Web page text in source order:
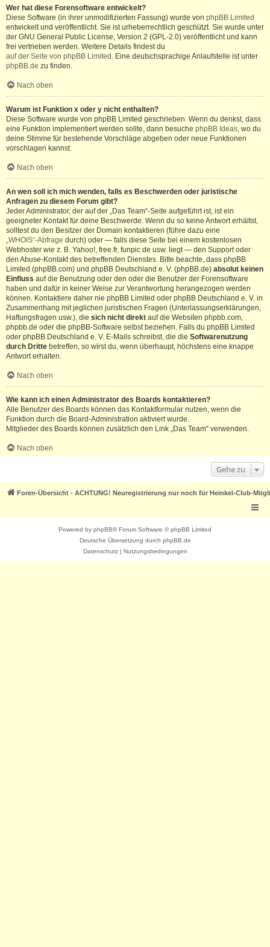
Wer hat diese Forensoftware entwickelt?
Diese Software (in ihrer unmodifizierten Fassung) wurde von phpBB Limited
entwickelt und veröffentlicht. Sie ist urheberrechtlich geschützt. Sie wurde unter
der GNU General Public License, Version 2 (GPL-2.0) veröffentlicht und kann
frei vertrieben werden. Weitere Details findest du
auf der Seite von phpBB Limited . Eine deutschsprachige Anlaufstelle ist unter
phpBB.de zu finden.
Nach oben
Warum ist Funktion x oder y nicht enthalten?
Diese Software wurde von phpBB Limited geschrieben. Wenn du denkst, dass
eine Funktion implementiert werden sollte, dann besuche phpBB Ideas, wo du
deine Stimme für bestehende Vorschläge abgeben oder neue Funktionen
vorschlagen kannst.
Nach oben
An wen soll ich mich wenden, falls es Beschwerden oder juristische
Anfragen zu diesem Forum gibt?
Jeder Administrator, der auf der „Das Team“-Seite aufgeführt ist, ist ein
geeigneter Kontakt für deine Beschwerde. Wenn du so keine Antwort erhältst,
solltest du den Besitzer der Domain kontaktieren (führe dazu eine
„WHOIS“-Abfrage durch) oder — falls diese Seite bei einem kostenlosen
Webhoster wie z. B. Yahoo!, free.fr, funpic.de usw. liegt — den Support oder
den Abuse-Kontakt des betreffenden Dienstes. Bitte beachte, dass phpBB
Limited (phpBB.com) und phpBB Deutschland e. V. (phpBB.de) absolut keinen
Einfluss auf die Benutzung oder den oder die Benutzer der Forensoftware
haben und dafür in keiner Weise zur Verantwortung herangezogen werden
können. Kontaktiere daher nie phpBB Limited oder phpBB Deutschland e. V. in
Zusammenhang mit jeglichen juristischen Fragen (Unterlassungserklärungen,
Haftungsfragen usw.), die sich nicht direkt auf die Websiten phpbb.com,
phpbb.de oder die phpBB-Software selbst beziehen. Falls du phpBB Limited
oder phpBB Deutschland e. V. E-Mails schreibst, die die Softwarenutzung
durch Dritte betreffen, so wirst du, wenn überhaupt, höchstens eine knappe
Antwort erhalten.
Nach oben
Wie kann ich einen Administrator des Boards kontaktieren?
Alle Benutzer des Boards können das Kontaktformular nutzen, wenn die
Funktion durch die Board-Administration aktiviert wurde.
Mitglieder des Boards können zusätzlich den Link „Das Team“ verwenden.
Nach oben
Gehe zu
Foren-Übersicht - ACHTUNG! Neuregistrierung nur noch für Heinkel-Club-
Powered by phpBB® Forum Software © phpBB Limited
Deutsche Übersetzung durch phpBB.de
Datenschutz| Nutzungsbedingungen